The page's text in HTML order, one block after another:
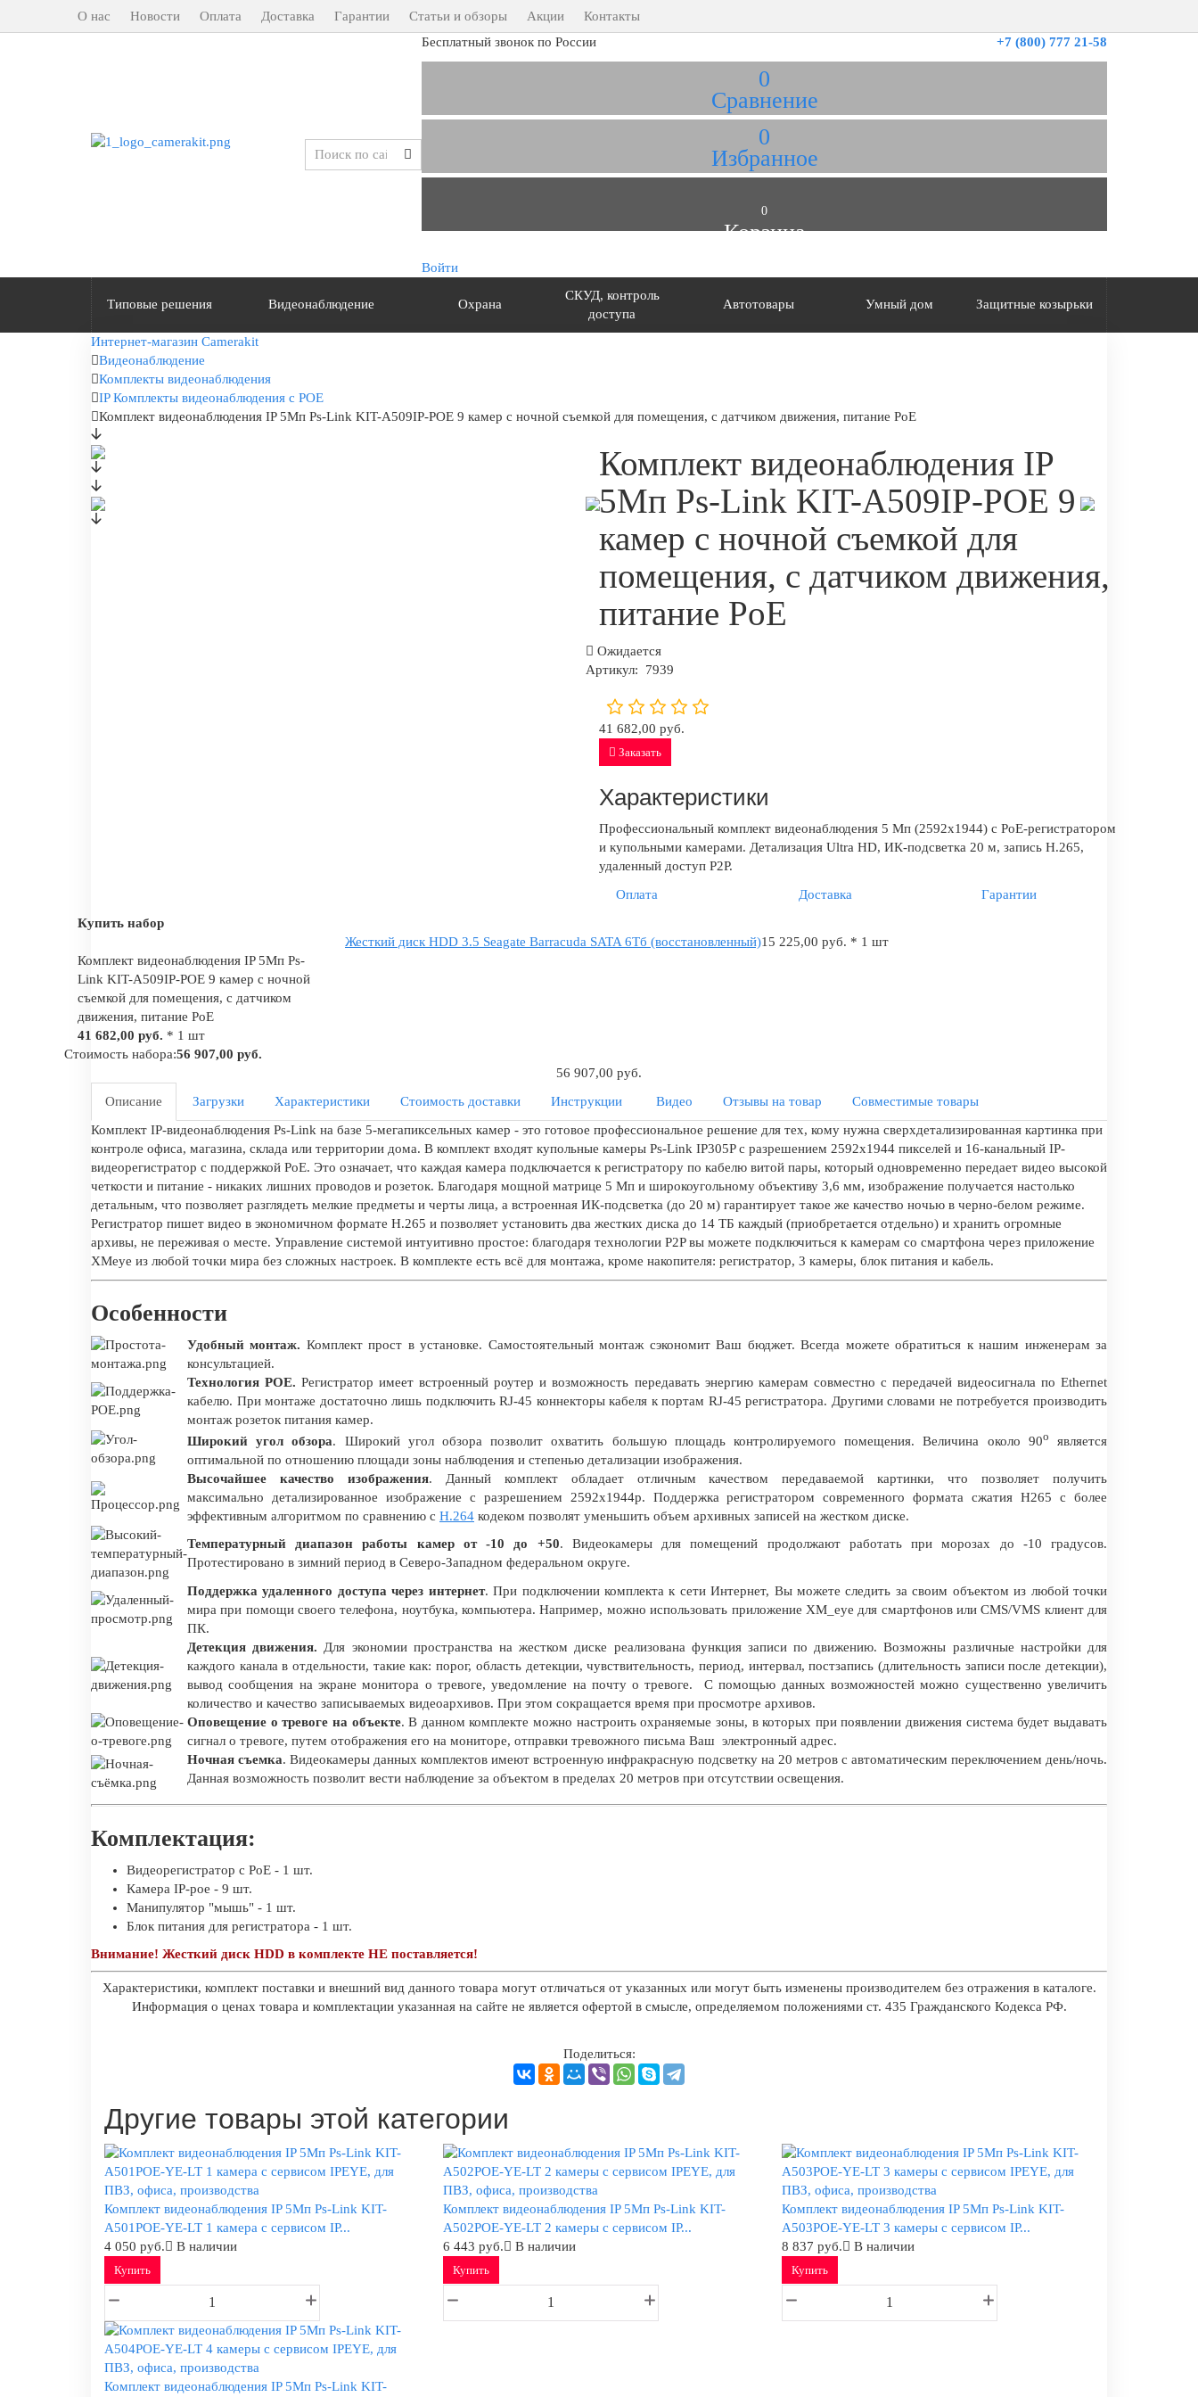
О нас Новости Оплата Доставка Гарантии Статьи и обзоры Акции
Контакты
+7 (800) 777 21-58
Бесплатный звонок по России
0
Сравнение
0
Избранное
0
Корзина
Войти
Типовые решения Видеонаблюдение Охрана
СКУД, контроль
доступа
Автотовары Умный дом Защитные козырьки
Интернет-магазин Camerakit
Видеонаблюдение
Комплекты видеонаблюдения
IP Комплекты видеонаблюдения с POE
Комплект видеонаблюдения IP 5Мп Ps-Link KIT-A509IP-POE 9 камер с ночной съемкой для помещения, с датчиком движения, питание PoE
Комплект видеонаблюдения IP
5Мп Ps-Link KIT-A509IP-POE 9
камер с ночной съемкой для
помещения, с датчиком движения,
питание PoE
Ожидается
Артикул:
7939
41 682,00 руб.
Заказать
Характеристики
Профессиональный комплект видеонаблюдения 5 Мп (2592x1944) с PoE-регистратором
и купольными камерами. Детализация Ultra HD, ИК-подсветка 20 м, запись H.265,
удаленный доступ P2P.
Оплата
Доставка
Гарантии
Купить набор
Комплект видеонаблюдения IP 5Мп Ps-
Link KIT-A509IP-POE 9 камер с ночной
съемкой для помещения, с датчиком
движения, питание PoE
41 682,00 руб. * 1 шт
Жесткий диск HDD 3.5 Seagate Barracuda SATA 6Tб (восстановленный)15 225,00 руб. * 1 шт
Стоимость набора:56 907,00 руб.
56 907,00 руб.
Описание
Загрузки Характеристики Стоимость доставки Инструкции Видео Отзывы на товар
Совместимые товары
Комплект IP-видеонаблюдения Ps-Link на базе 5-мегапиксельных камер - это готовое профессиональное решение для тех, кому нужна сверхдетализированная картинка при
контроле офиса, магазина, склада или территории дома. В комплект входят купольные камеры Ps-Link IP305P с разрешением 2592x1944 пикселей и 16-канальный IP-
видеорегистратор с поддержкой PoE. Это означает, что каждая камера подключается к регистратору по кабелю витой пары, который одновременно передает видео высокой
четкости и питание - никаких лишних проводов и розеток. Благодаря мощной матрице 5 Мп и широкоугольному объективу 3,6 мм, изображение получается настолько
детальным, что позволяет разглядеть мелкие предметы и черты лица, а встроенная ИК-подсветка (до 20 м) гарантирует такое же качество ночью в черно-белом режиме.
Регистратор пишет видео в экономичном формате H.265 и позволяет установить два жестких диска до 14 ТБ каждый (приобретается отдельно) и хранить огромные
архивы, не переживая о месте. Управление системой интуитивно простое: благодаря технологии P2P вы можете подключиться к камерам со смартфона через приложение
XMeye из любой точки мира без сложных настроек. В комплекте есть всё для монтажа, кроме накопителя: регистратор, 3 камеры, блок питания и кабель.
Особенности
Удобный монтаж. Комплект прост в установке. Самостоятельный монтаж сэкономит Ваш бюджет. Всегда можете обратиться к нашим инженерам за
консультацией.
Технология POE. Регистратор имеет встроенный роутер и возможность передавать энергию камерам совместно с передачей видеосигнала по Ethernet
кабелю. При монтаже достаточно лишь подключить RJ-45 коннекторы кабеля к портам RJ-45 регистратора. Другими словами не потребуется производить
монтаж розеток питания камер.
Широкий угол обзора. Широкий угол обзора позволит охватить большую площадь контролируемого помещения. Величина около 90о
является
оптимальной по отношению площади зоны наблюдения и степенью детализации изображения.
Высочайшее качество изображения. Данный комплект обладает отличным качеством передаваемой картинки, что позволяет получить
максимально детализированное изображение с разрешением 2592x1944p. Поддержка регистратором современного формата сжатия H265 c более
эффективным алгоритмом по сравнению с H.264 кодеком позволят уменьшить объем архивных записей на жестком диске.
Температурный диапазон работы камер от -10 до +50. Видеокамеры для помещений продолжают работать при морозах до -10 градусов.
Протестировано в зимний период в Северо-Западном федеральном округе.
Поддержка удаленного доступа через интернет. При подключении комплекта к сети Интернет, Вы можете следить за своим объектом из любой точки
мира при помощи своего телефона, ноутбука, компьютера. Например, можно использовать приложение XM_eye для смартфонов или CMS/VMS клиент для
ПК.
Детекция движения. Для экономии пространства на жестком диске реализована функция записи по движению. Возможны различные настройки для
каждого канала в отдельности, такие как: порог, область детекции, чувствительность, период, интервал, постзапись (длительность записи после детекции),
вывод сообщения на экране монитора о тревоге, уведомление на почту о тревоге. С помощью данных возможностей можно существенно увеличить
количество и качество записываемых видеоархивов. При этом сокращается время при просмотре архивов.
Оповещение о тревоге на объекте. В данном комплекте можно настроить охраняемые зоны, в которых при появлении движения система будет выдавать
сигнал о тревоге, путем отображения его на мониторе, отправки тревожного письма Ваш электронный адрес.
Ночная съемка. Видеокамеры данных комплектов имеют встроенную инфракрасную подсветку на 20 метров с автоматическим переключением день/ночь.
Данная возможность позволит вести наблюдение за объектом в пределах 20 метров при отсутствии освещения.
Комплектация:
Видеорегистратор c PoE - 1 шт.
Камера IP-poe - 9 шт.
Манипулятор "мышь" - 1 шт.
Блок питания для регистратора - 1 шт.
Внимание! Жесткий диск HDD в комплекте НЕ поставляется!
Характеристики, комплект поставки и внешний вид данного товара могут отличаться от указанных или могут быть изменены производителем без отражения в каталоге.
Информация о ценах товара и комплектации указанная на сайте не является офертой в смысле, определяемом положениями ст. 435 Гражданского Кодекса РФ.
Поделиться:
Другие товары этой категории
Комплект видеонаблюдения IP 5Мп Ps-Link KIT-
A501POE-YE-LT 1 камера с сервисом IP...
4 050 руб.
В наличии
Купить
Комплект видеонаблюдения IP 5Мп Ps-Link KIT-
A502POE-YE-LT 2 камеры с сервисом IP...
6 443 руб.
В наличии
Купить
Комплект видеонаблюдения IP 5Мп Ps-Link KIT-
A503POE-YE-LT 3 камеры с сервисом IP...
8 837 руб.
В наличии
Купить
Комплект видеонаблюдения IP 5Мп Ps-Link KIT-